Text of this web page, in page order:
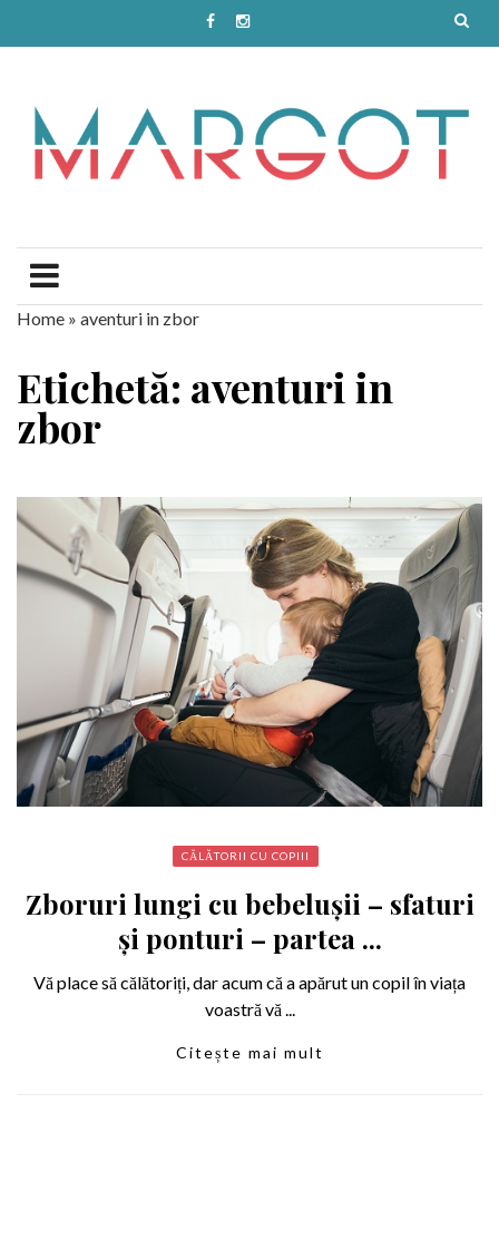
Home » aventuri in zbor
Etichetă: aventuri in
zbor
CĂLĂTORII CU COPIII
Zboruri lungi cu bebelușii – sfaturi
și ponturi – partea ...
Vă place să călătoriți, dar acum că a apărut un copil în viața
voastră vă ...
Citește mai mult